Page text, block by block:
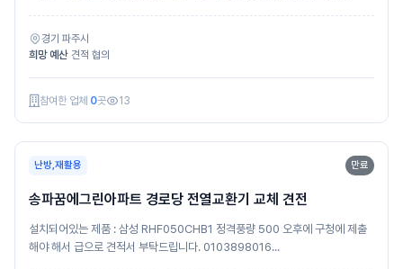
경기 파주시
희망 예산 견적 협의
참여한 업체 0곳 13
난방,재활용 만료
송파꿈에그린아파트 경로당 전열교환기 교체 견전
설치되어있는 제품 : 삼성 RHF050CHB1 정격풍량 500 오후에 구청에 제출
해야 해서 급으로 견적서 부탁드립니다. 0103898016...